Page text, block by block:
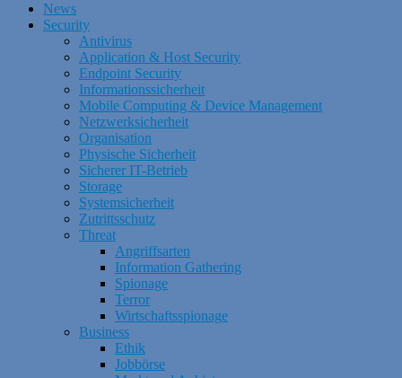
News
Security
Antivirus
Application & Host Security
Endpoint Security
Informationssicherheit
Mobile Computing & Device Management
Netzwerksicherheit
Organisation
Physische Sicherheit
Sicherer IT-Betrieb
Storage
Systemsicherheit
Zutrittsschutz
Threat
Angriffsarten
Information Gathering
Spionage
Terror
Wirtschaftsspionage
Business
Ethik
Jobbörse